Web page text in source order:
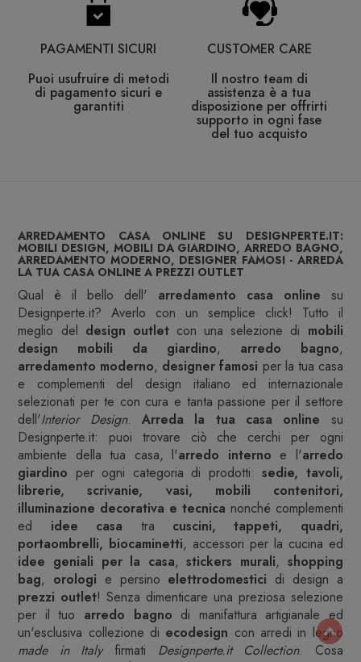
PAGAMENTI SICURI
Puoi usufruire di metodi
di pagamento sicuri e
garantiti
CUSTOMER CARE
Il nostro team di
assistenza è a tua
disposizione per offrirti
supporto in ogni fase
del tuo acquisto
ARREDAMENTO CASA ONLINE SU DESIGNPERTE.IT:
MOBILI DESIGN, MOBILI DA GIARDINO, ARREDO BAGNO,
ARREDAMENTO MODERNO, DESIGNER FAMOSI - ARREDA
LA TUA CASA ONLINE A PREZZI OUTLET
Qual è il bello dell' arredamento casa online su
Designperte.it? Averlo con un semplice click! Tutto il
meglio del design outletcon una selezione di mobili
design
mobili da giardino, arredo bagno,
arredamento moderno, designer famosi per la tua casa
e complementi del design italiano ed internazionale
selezionati per te con cura e tanta passione per il settore
dell'Interior Design.Arreda la tua casa online su
Designperte.it: puoi trovare ciò che cerchi per ogni
ambiente della tua casa, l'arredo interno e l'arredo
giardino per ogni categoria di prodotti:sedie, tavoli,
librerie, scrivanie, vasi, mobili contenitori,
illuminazione decorativa e tecnica nonché complementi
ed idee casa tra cuscini, tappeti, quadri,
portaombrelli, biocaminetti, accessori per la cucina ed
idee geniali per la casa,stickers murali, shopping
bag, orologi e persino elettrodomestici di design a
prezzi outlet! Senza dimenticare una preziosa selezione
per il tuo arredo bagno di manifattura artigianale ed
un'esclusiva collezione di ecodesign con arredi in legno
made in Italyfirmati Designperte.it Collection. Cosa